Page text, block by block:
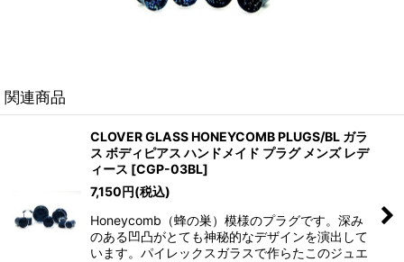
関連商品
CLOVER GLASS HONEYCOMB PLUGS/BL ガラ
ス ボディピアス ハンドメイド プラグ メンズ レデ
ィース [CGP-03BL]
7,150円(税込)
Honeycomb（蜂の巣）模様のプラグです。深み
のある凹凸がとても神秘的なデザインを演出して
います。パイレックスガラスで作らたこのジュエ